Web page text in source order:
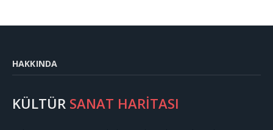
HAKKINDA
KÜLTÜR SANAT HARİTASI